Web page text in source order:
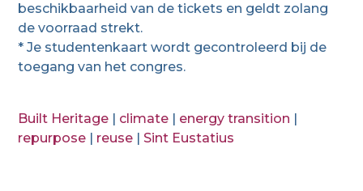
beschikbaarheid van de tickets en geldt zolang
de voorraad strekt.
* Je studentenkaart wordt gecontroleerd bij de
toegang van het congres.
Built Heritage climate energy transition
repurpose
reuse Sint Eustatius